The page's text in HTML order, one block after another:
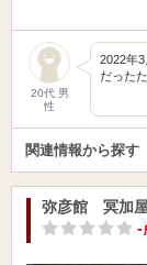
20代 男
性
2022年
だった
関連情報から探す
弥彦館 冥加
-